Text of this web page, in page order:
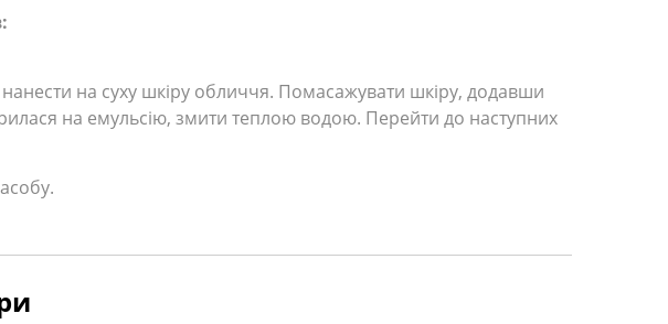
нанести на суху шкіру обличчя. Помасажувати шкіру, додавши
на емульсію, змити теплою водою. Перейти до наступних